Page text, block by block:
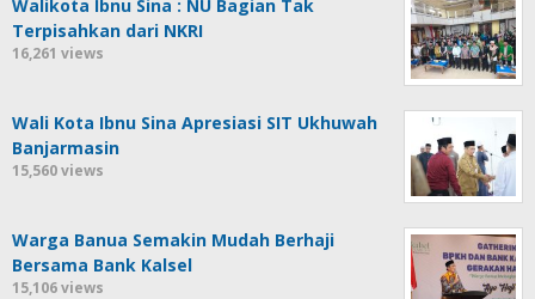
Walikota Ibnu Sina : NU Bagian Tak
Terpisahkan dari NKRI
16,261 views
Wali Kota Ibnu Sina Apresiasi SIT Ukhuwah
Banjarmasin
15,560 views
Warga Banua Semakin Mudah Berhaji
Bersama Bank Kalsel
15,106 views